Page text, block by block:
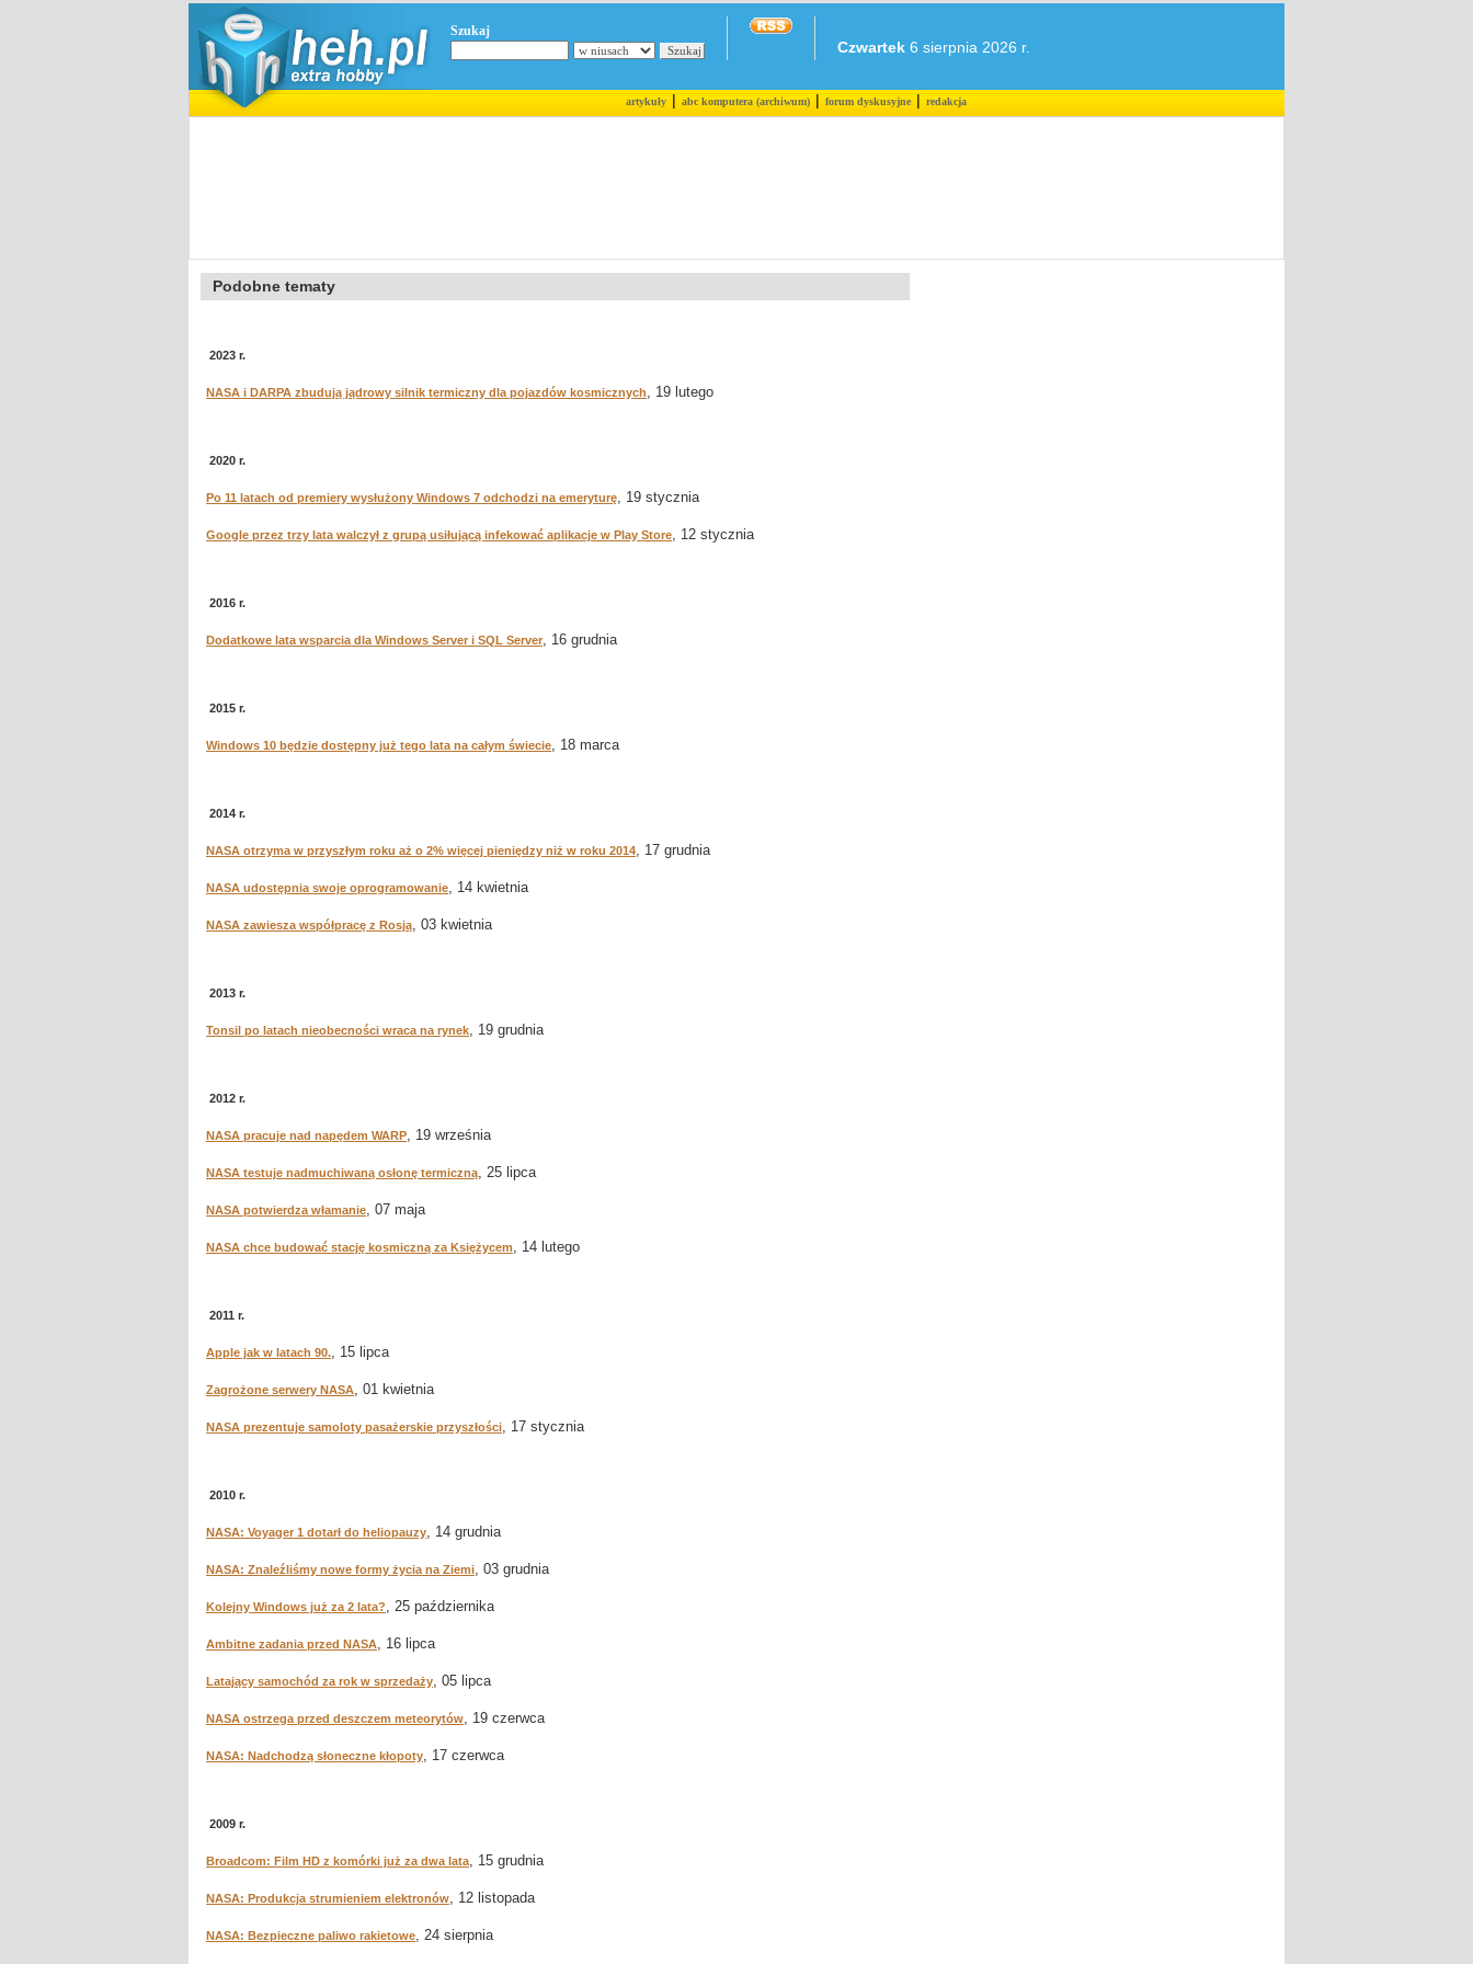
Szukaj
Czwartek 6 sierpnia 2026 r.
artykuły|abc komputera (archiwum)|forum dyskusyjne|redakcja
Podobne tematy
2023 r.
NASA i DARPA zbudują jądrowy silnik termiczny dla pojazdów kosmicznych, 19 lutego
2020 r.
Po 11 latach od premiery wysłużony Windows 7 odchodzi na emeryturę, 19 stycznia
Google przez trzy lata walczył z grupą usiłującą infekować aplikacje w Play Store, 12 stycznia
2016 r.
Dodatkowe lata wsparcia dla Windows Server i SQL Server, 16 grudnia
2015 r.
Windows 10 będzie dostępny już tego lata na całym świecie, 18 marca
2014 r.
NASA otrzyma w przyszłym roku aż o 2% więcej pieniędzy niż w roku 2014, 17 grudnia
NASA udostępnia swoje oprogramowanie, 14 kwietnia
NASA zawiesza współpracę z Rosją, 03 kwietnia
2013 r.
Tonsil po latach nieobecności wraca na rynek, 19 grudnia
2012 r.
NASA pracuje nad napędem WARP, 19 września
NASA testuje nadmuchiwaną osłonę termiczną, 25 lipca
NASA potwierdza włamanie, 07 maja
NASA chce budować stację kosmiczną za Księżycem, 14 lutego
2011 r.
Apple jak w latach 90., 15 lipca
Zagrożone serwery NASA, 01 kwietnia
NASA prezentuje samoloty pasażerskie przyszłości, 17 stycznia
2010 r.
NASA: Voyager 1 dotarł do heliopauzy, 14 grudnia
NASA: Znaleźliśmy nowe formy życia na Ziemi, 03 grudnia
Kolejny Windows już za 2 lata?, 25 października
Ambitne zadania przed NASA, 16 lipca
Latający samochód za rok w sprzedaży, 05 lipca
NASA ostrzega przed deszczem meteorytów, 19 czerwca
NASA: Nadchodzą słoneczne kłopoty, 17 czerwca
2009 r.
Broadcom: Film HD z komórki już za dwa lata, 15 grudnia
NASA: Produkcja strumieniem elektronów, 12 listopada
NASA: Bezpieczne paliwo rakietowe, 24 sierpnia